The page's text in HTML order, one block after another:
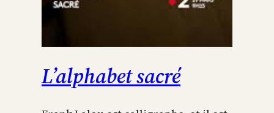
L’alphabet sacré